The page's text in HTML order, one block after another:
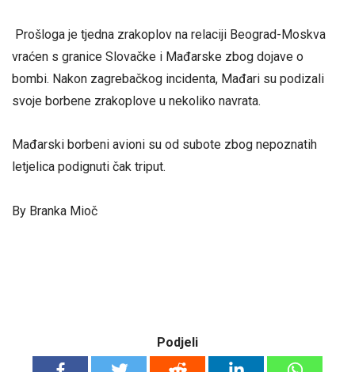
Prošloga je tjedna zrakoplov na relaciji Beograd-Moskva
vraćen s granice Slovačke i Mađarske zbog dojave o
bombi. Nakon zagrebačkog incidenta, Mađari su podizali
svoje borbene zrakoplove u nekoliko navrata.
Mađarski borbeni avioni su od subote zbog nepoznatih
letjelica podignuti čak triput.
By Branka Mioč
Podjeli